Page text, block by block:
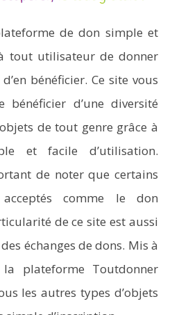
de don simple et
tout utilisateur de donner
bénéficier. Ce site vous
d’une diversité
de tout genre grâce à
et facile d’utilisation.
de noter que certains
comme le don
de ce site est aussi
échanges de dons. Mis à
plateforme Toutdonner
les autres types d’objets